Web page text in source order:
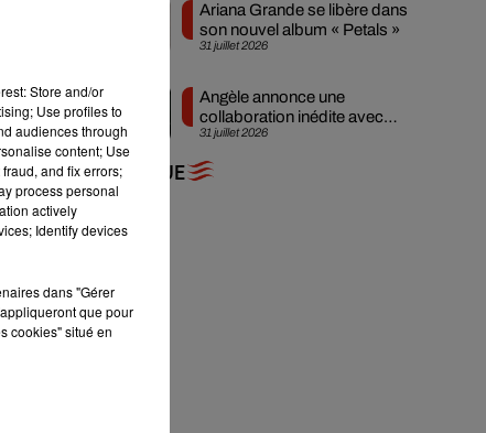
31 juillet 2026
Ariana Grande se libère dans
son nouvel album « Petals »
31 juillet 2026
Angèle annonce une
collaboration inédite avec
Amelie Lens
+ DE MUSIQUE
Store and/or
Use profiles to
audiences through
content; Use
and fix errors;
process personal
actively
Identify devices
dans "Gérer
que pour
cookies" situé en